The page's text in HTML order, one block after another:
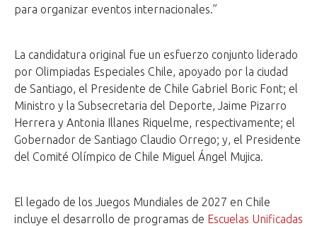
para organizar eventos internacionales.”
La candidatura original fue un esfuerzo conjunto liderado
por Olimpiadas Especiales Chile, apoyado por la ciudad
de Santiago, el Presidente de Chile Gabriel Boric Font; el
Ministro y la Subsecretaria del Deporte, Jaime Pizarro
Herrera y Antonia Illanes Riquelme, respectivamente; el
Gobernador de Santiago Claudio Orrego; y, el Presidente
del Comité Olímpico de Chile Miguel Ángel Mujica.
El legado de los Juegos Mundiales de 2027 en Chile
incluye el desarrollo de programas de Escuelas Unificadas